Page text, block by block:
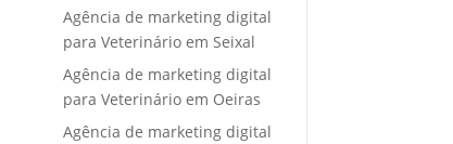
Agência de marketing digital
para Veterinário em Seixal
Agência de marketing digital
para Veterinário em Oeiras
Agência de marketing digital